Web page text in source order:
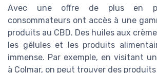
Avec une offre de plus en
consommateurs ont accès à une
produits au CBD. Des huiles aux
les gélules et les produits
immense. Par exemple, en visitant
à Colmar, on peut trouver des